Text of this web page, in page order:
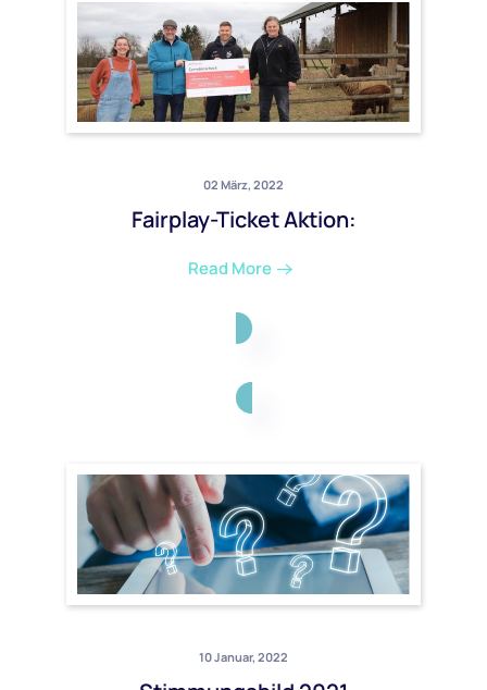
02 März, 2022
Fairplay-Ticket Aktion:
Read More
10 Januar, 2022